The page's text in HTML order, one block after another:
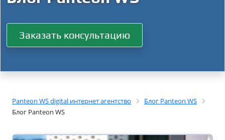
Заказать консультацию
Panteon WS digital интернет агентство
Блог Panteon WS
Блог Panteon WS